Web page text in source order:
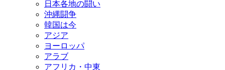
日本各地の闘い
沖縄闘争
韓国は今
アジア
ヨーロッパ
アラブ
アフリカ・中東